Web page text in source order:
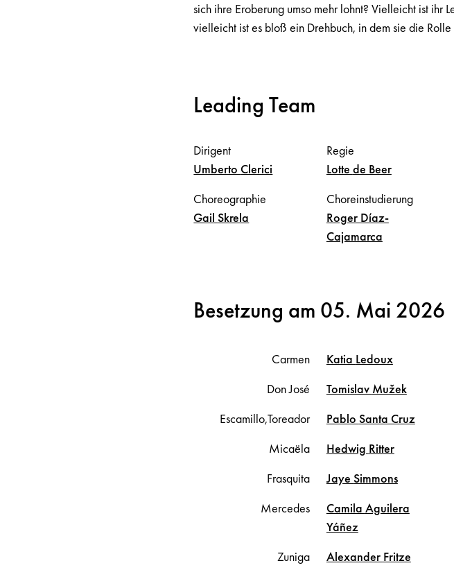
sich ihre Eroberung umso mehr lohnt? Vielleicht ist ihr
vielleicht ist es bloß ein Drehbuch, in dem sie die Rolle
Leading Team
Dirigent
UmbertoClerici
Regie
Lotte de Beer
Choreographie
GailSkrela
Choreinstudierung
Roger Díaz-
Cajamarca
Besetzung am 05. Mai 2026
Carmen Katia Ledoux
Don José
Tomislav Mužek
Escamillo,Toreador
Pablo Santa Cruz
Micaëla
Hedwig Ritter
Frasquita
Jaye Simmons
Mercedes
Camila Aguilera
Yáñez
Zuniga
Alexander Fritze